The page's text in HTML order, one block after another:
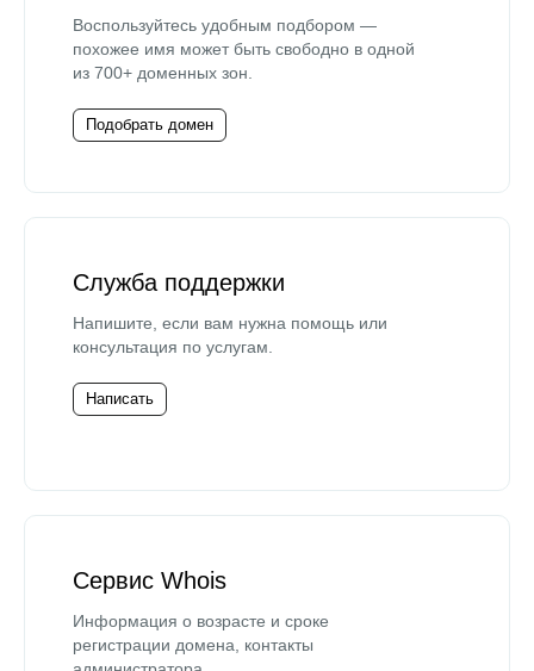
Воспользуйтесь удобным подбором —
похожее имя может быть свободно в одной
из 700+ доменных зон.
Подобрать домен
Служба поддержки
Напишите, если вам нужна помощь или
консультация по услугам.
Написать
Сервис Whois
Информация о возрасте и сроке
регистрации домена, контакты